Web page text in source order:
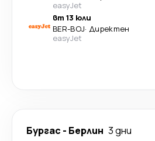
easyJet
вт 13 юли
BER-BOJ· Директен
easyJet
Бургас - Берлин 3 дни